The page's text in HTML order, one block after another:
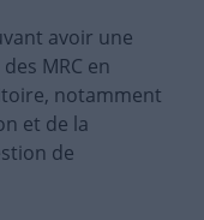
avoir une
MRC en
notamment
et de la
de